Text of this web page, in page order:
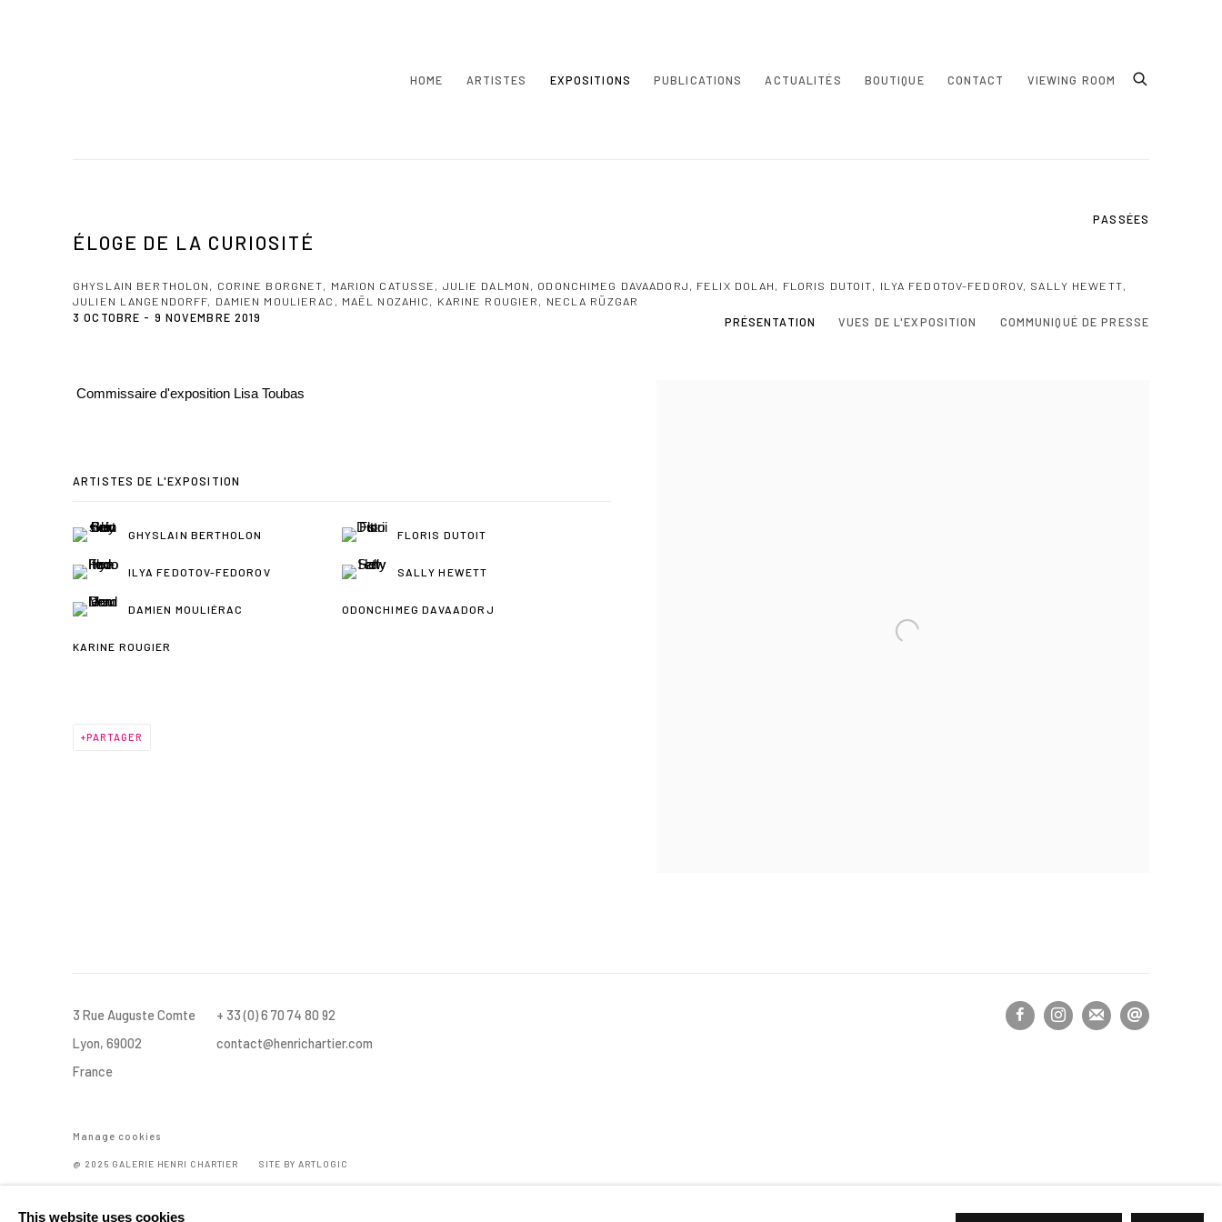
HOME ARTISTES EXPOSITIONS PUBLICATIONS ACTUALITÉS BOUTIQUE CONTACT VIEWING ROOM
PASSÉES
ÉLOGE DE LA CURIOSITÉ
GHYSLAIN BERTHOLON, CORINE BORGNET, MARION CATUSSE, JULIE DALMON, ODONCHIMEG DAVAADORJ, FELIX DOLAH, FLORIS DUTOIT, ILYA FEDOTOV-FEDOROV, SALLY HEWETT,
JULIEN LANGENDORFF, DAMIEN MOULIERAC, MAËL NOZAHIC, KARINE ROUGIER, NECLA RÜZGAR
3 OCTOBRE - 9 NOVEMBRE 2019
PRÉSENTATION VUES DE L'EXPOSITION COMMUNIQUÉ DE PRESSE
Commissaire d'exposition Lisa Toubas
ARTISTES DE L'EXPOSITION
GHYSLAIN BERTHOLON FLORIS DUTOIT
ILYA FEDOTOV-FEDOROV SALLY HEWETT
DAMIEN MOULIÉRAC ODONCHIMEG DAVAADORJ
KARINE ROUGIER
PARTAGER
3 Rue Auguste Comte
Lyon, 69002
France
+ 33 (0) 6 70 74 80 92
contact@henrichartier.com
Manage cookies
@ 2025 GALERIE HENRI CHARTIER SITE BY ARTLOGIC
This website uses cookies